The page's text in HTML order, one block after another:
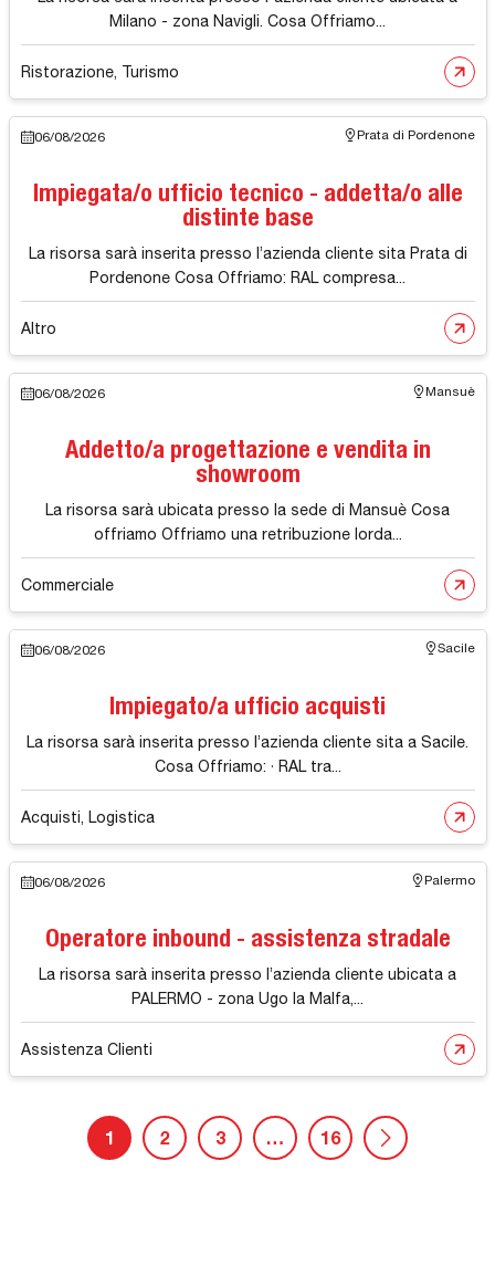
Milano - zona Navigli. Cosa Offriamo...
Ristorazione, Turismo
06/08/2026 Prata di Pordenone
Impiegata/o ufficio tecnico - addetta/o alle
distinte base
La risorsa sarà inserita presso l’azienda cliente sita Prata di
Pordenone Cosa Offriamo: RAL compresa...
Altro
06/08/2026 Mansuè
Addetto/a progettazione e vendita in
showroom
La risorsa sarà ubicata presso la sede di Mansuè Cosa
offriamo Offriamo una retribuzione lorda...
Commerciale
06/08/2026 Sacile
Impiegato/a ufficio acquisti
La risorsa sarà inserita presso l’azienda cliente sita a Sacile.
Cosa Offriamo: · RAL tra...
Acquisti, Logistica
06/08/2026 Palermo
Operatore inbound - assistenza stradale
La risorsa sarà inserita presso l’azienda cliente ubicata a
PALERMO - zona Ugo la Malfa,...
Assistenza Clienti
1 2 3 …
16
Pagina